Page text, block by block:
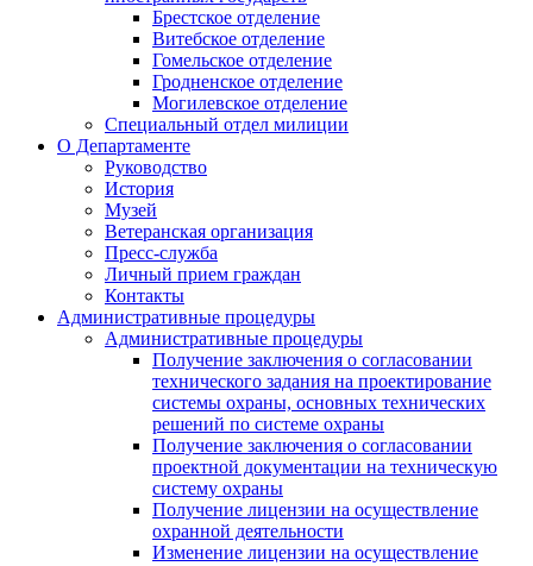
Брестское отделение
Витебское отделение
Гомельское отделение
Гродненское отделение
Могилевское отделение
Специальный отдел милиции
О Департаменте
Руководство
История
Музей
Ветеранская организация
Пресс-служба
Личный прием граждан
Контакты
Административные процедуры
Административные процедуры
Получение заключения о согласовании
технического задания на проектирование
системы охраны, основных технических
решений по системе охраны
Получение заключения о согласовании
проектной документации на техническую
систему охраны
Получение лицензии на осуществление
охранной деятельности
Изменение лицензии на осуществление